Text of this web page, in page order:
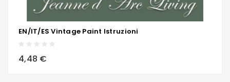
EN/IT/ES Vintage Paint Istruzioni
4,48 €
local_grocery_store